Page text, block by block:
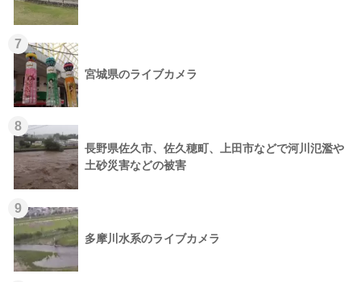
7
宮城県のライブカメラ
8
長野県佐久市、佐久穂町、上田市などで河川氾濫や
土砂災害などの被害
9
多摩川水系のライブカメラ